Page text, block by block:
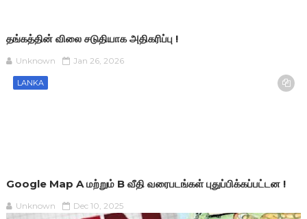
தங்கத்தின் விலை சடுதியாக அதிகரிப்பு !
Unknown Jan 26, 2026
LANKA
Google Map A மற்றும் B வீதி வரைபடங்கள் புதுப்பிக்கப்பட்டன !
Unknown Dec 10, 2025